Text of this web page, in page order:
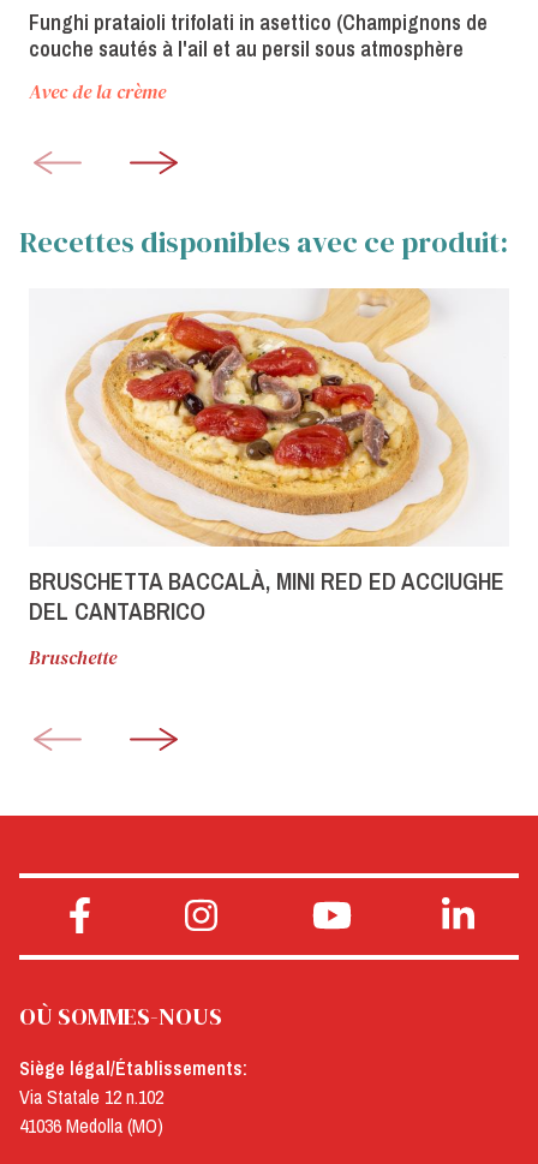
Funghi prataioli trifolati in asettico (Champignons de
couche sautés à l'ail et au persil sous atmosphère
Avec de la crème
Recettes disponibles avec ce produit:
BRUSCHETTA BACCALÀ, MINI RED ED ACCIUGHE
DEL CANTABRICO
Bruschette
OÙ SOMMES-NOUS
Siège légal/Établissements:
Via Statale 12 n.102
41036 Medolla (MO)